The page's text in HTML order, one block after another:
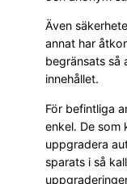
Även
annat har
begränsats så
innehållet.
För befintliga
enkel. De som
uppgradera
sparats i så